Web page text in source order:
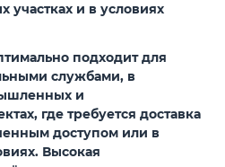
участках и в условиях
подходит для
службами, в
и
где требуется доставка
доступом или в
Высокая